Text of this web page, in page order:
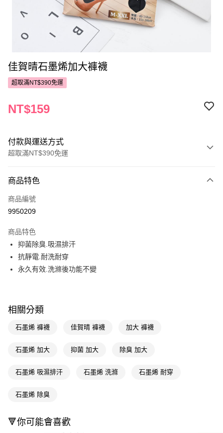
佳賀晴石墨烯加大褲襪
超取滿NT$390免運
NT$159
付款與運送方式
超取滿NT$390免運
POYA支付
信用卡一次付款
LINE Pay
Apple Pay
Google Pay
相關說明
便利好安心！
２．便利：只要手機號碼，簡訊認證，即可結帳。
【「AFTEE先享後付」結帳流程】
每筆NT$65，滿NT$390(含以上)免運費
商品特色
商品編號
9950209
商品特色
抑菌除臭.吸濕排汗
抗靜電.耐洗耐穿
永久有效.洗滌後功能不變
相關分類
石墨烯 褲襪 佳賀晴 褲襪 加大 褲襪
石墨烯 加大 抑菌 加大 除臭 加大
石墨烯 吸濕排汗 石墨烯 洗滌 石墨烯 耐穿
石墨烯 除臭
🔻你可能會喜歡